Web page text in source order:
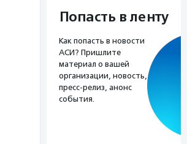
Попасть в ленту
Как попасть в новости
АСИ? Пришлите
материал о вашей
организации, новость,
пресс-релиз, анонс
события.